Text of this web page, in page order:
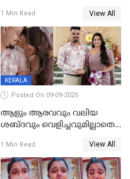
ഹിറ്റായി ഓണം മൂഡ് ഗാനം
1 Min Read View All
KERALA
Posted On 09-09-2025
ആളും ആരവവും വലിയ
ശബ്ദവും വെളിച്ചവുമില്ലാതെ
വിവാഹിതയായെന്ന്‌ നടി ​
ഗ്രേസ് ആന്റണി
1 Min Read View All